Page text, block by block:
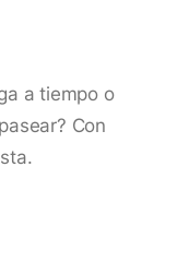
a tiempo o
Con